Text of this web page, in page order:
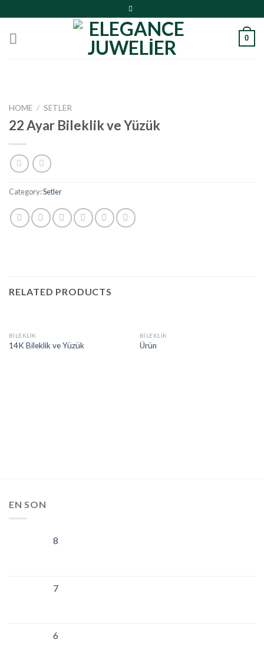
to
content
0
HOME / SETLER
22 Ayar Bileklik ve Yüzük
Category:Setler
RELATED PRODUCTS
BILEKLIK
14K Bileklik ve Yüzük
BILEKLIK
Ürün
EN SON
8
7
6